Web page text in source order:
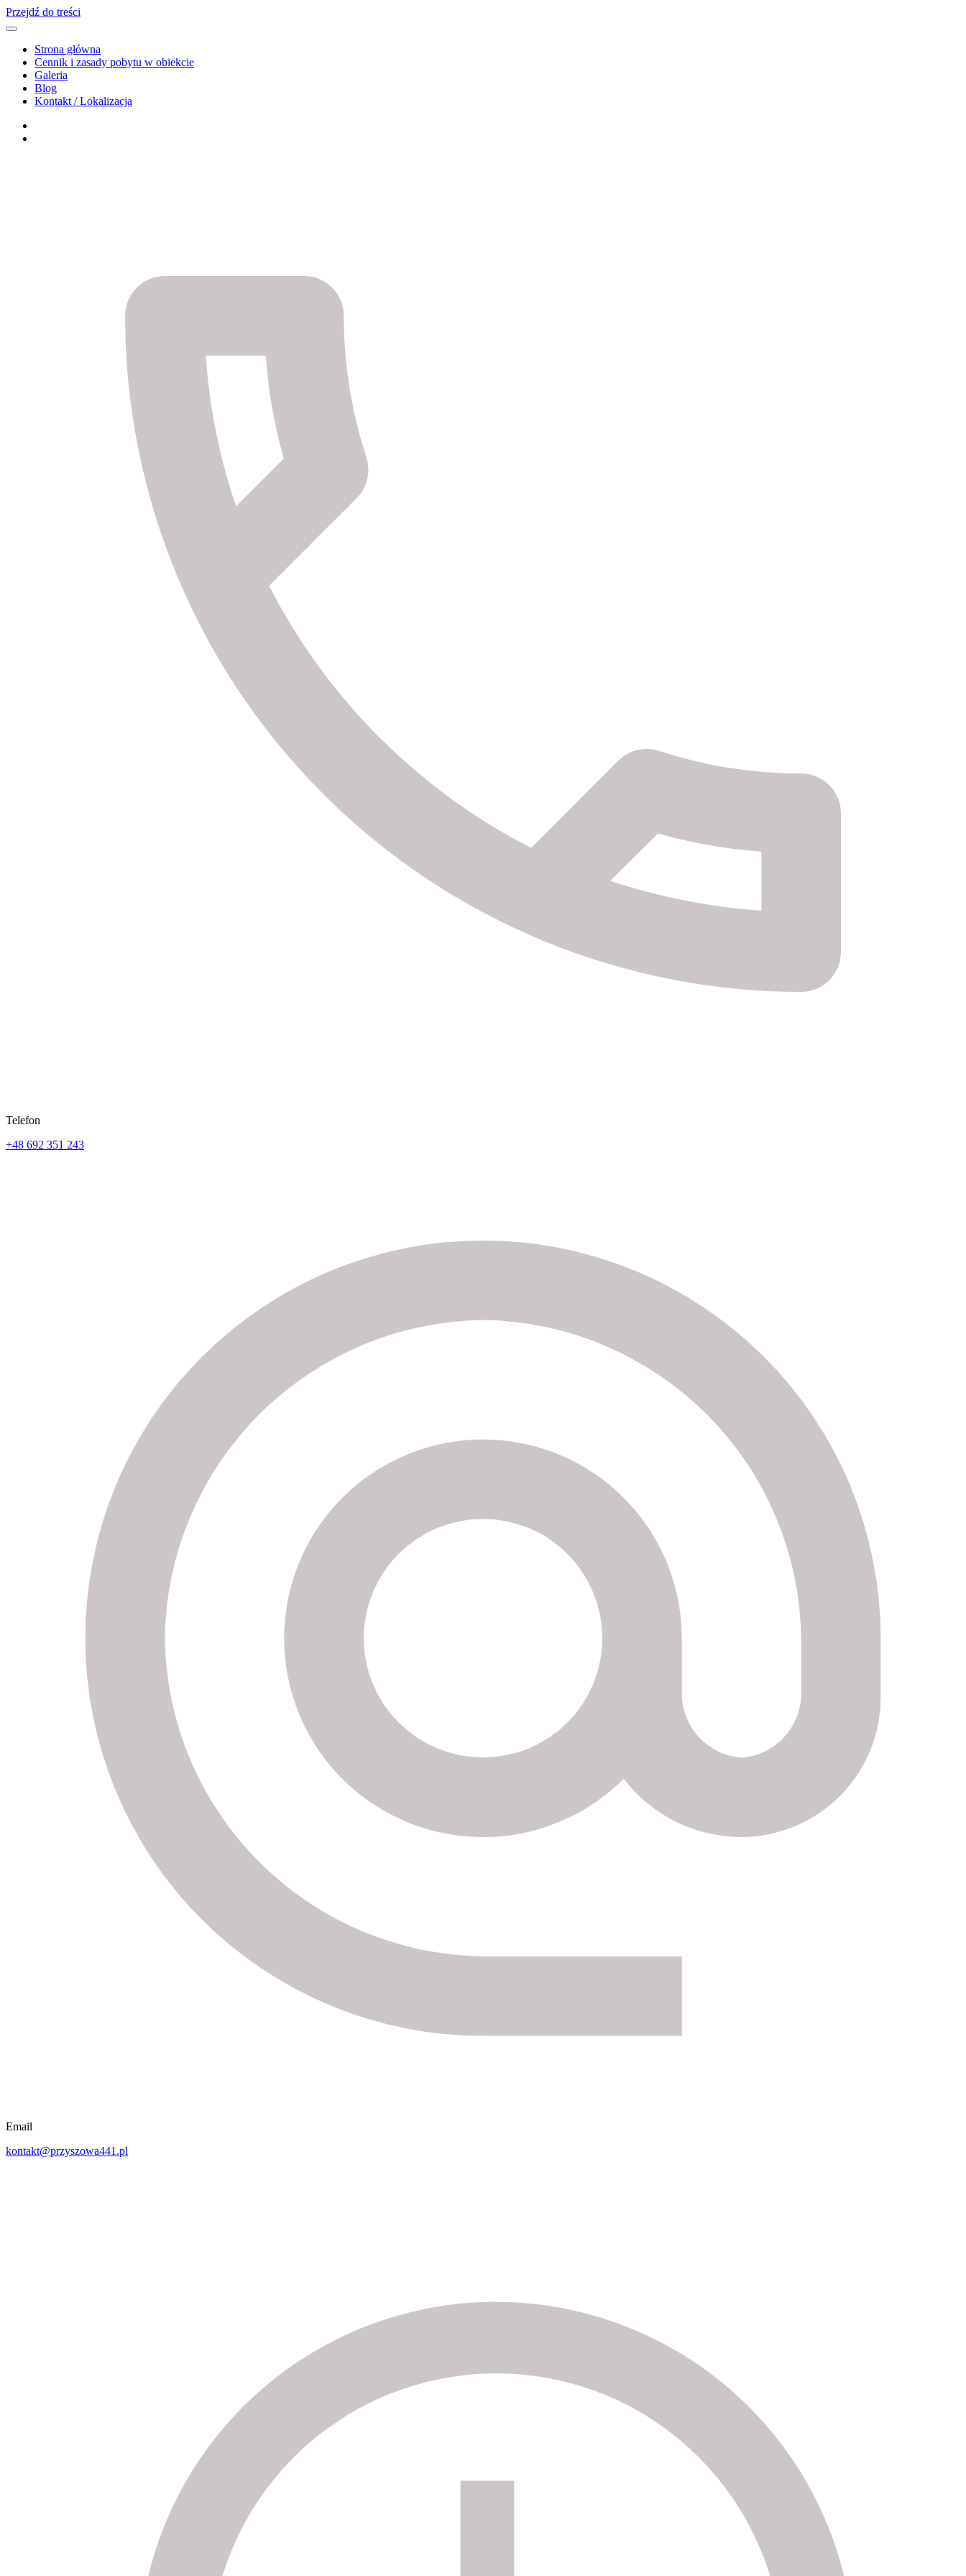
Przejdź do treści
Strona główna
Cennik i zasady pobytu w obiekcie
Galeria
Blog
Kontakt / Lokalizacja
Telefon
+48 692 351 243
Email
kontakt@przyszowa441.pl